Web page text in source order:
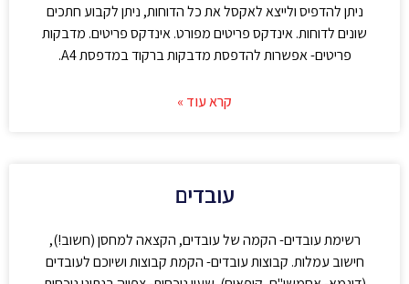
ניתן להדפיס ולייצא לאקסל את כל הדוחות, ניתן לקבוע חתכים
שונים לדוחות. אינדקס פריטים מפורט. אינדקס פריטים. מדבקות
פריטים- אפשרות להדפסת מדבקות ברקוד במדפסת A4.
קרא עוד »
עובדים
רשימת עובדים- הקמה של עובדים, הקצאה למחסן (חשוב!),
חישוב עמלות. קבוצות עובדים- הקמת קבוצות ושיוכם לעובדים